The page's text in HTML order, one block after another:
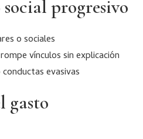
progresivo
o sociales
vínculos sin explicación
evasivas
gasto